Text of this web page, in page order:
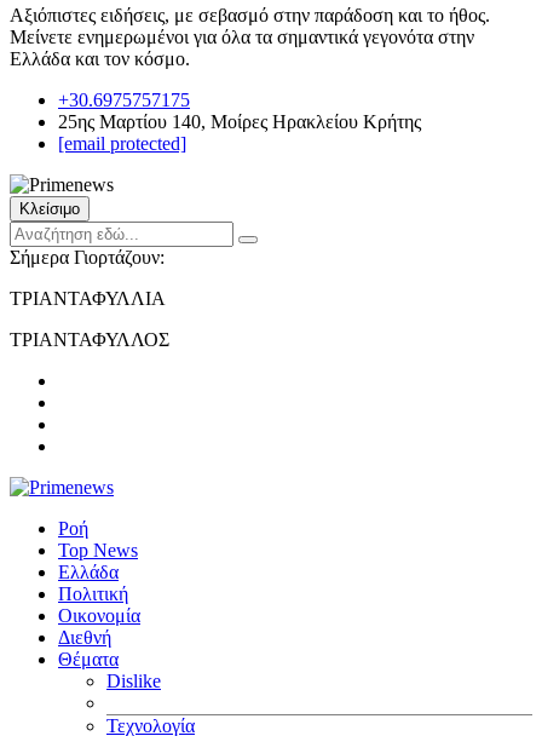
Αξιόπιστες ειδήσεις, με σεβασμό στην παράδοση και το ήθος.
Μείνετε ενημερωμένοι για όλα τα σημαντικά γεγονότα στην
Ελλάδα και τον κόσμο.
+30.6975757175
25ης Μαρτίου 140, Μοίρες Ηρακλείου Κρήτης
[email protected]
Κλείσιμο
Σήμερα Γιορτάζουν:
ΤΡΙΑΝΤΑΦΥΛΛΙΑ
ΤΡΙΑΝΤΑΦΥΛΛΟΣ
Ροή
Top News
Ελλάδα
Πολιτική
Οικονομία
Διεθνή
Θέματα
Dislike
Τεχνολογία